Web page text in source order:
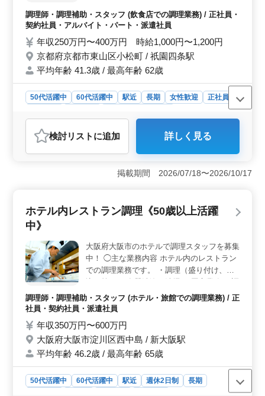
理補助 ・盛り付け ・仕込み ・食器洗浄 ・
厨房業務 など ＊社会保険完備 ＊通勤手当支
京都駅からもバス1本） 培ってきた調理経験
が活きた和食などの美味しい料理で、京都に
いらっしゃったお客様を存分におもてなしし
てみませんか？ ブランクのある方もご応募
可能。 まずはお気軽にお問い合わせくださ
い。
調理師・調理補助・スタッフ (飲食店での調理業務) / 正社員・
契約社員・アルバイト・パート・派遣社員
年収250万円〜400万円 時給1,000円〜1,200円
京都府京都市東山区小松町 / 祇園四条駅
平均年齢 41.3歳 / 最高年齢 62歳
50代活躍中 60代活躍中 駅近 長期 女性歓迎
正社員
おすすめポイント
＜立地の利便性＞ この職場は、京都市東山区に位置し
ており、祇園四条駅や京都河原町駅からも近く、アクセ
スが非常に便利です。通勤のしやすさが魅力的で、京都
といった複数の雇用形態を用意しています。自分のライ
フスタイルに合わせて働き方を選ぶこともできま
を対象にしており、和食などの調理スキルを活かしてホ
テルのレストランでお客様をおもてなしできます。ブラ
ンクのある方も応募可能で、経験を再び活かしたい方に
最適です。
検討リスト に追加 詳しく見る
掲載期間 2026/07/18〜2026/10/17
ホテル内レストラン調理《50歳以上活躍
中》
大阪府大阪市のホテルで調理スタッフを募集
中！ ◯主な業務内容 ホテル内のレストラン
での調理業務です。 ・調理（盛り付け、仕
理補助 ＊駅チカ ＊50歳以上活躍中 ＊賞与あ
り 調理師資格お持ちの方、調理師経験20年
験を活かして、厨房で活躍してみませんか？
調理師・調理補助・スタッフ (ホテル・旅館での調理業務) / 正
社員・契約社員・派遣社員
年収350万円〜600万円
大阪府大阪市淀川区西中島 / 新大阪駅
平均年齢 46.2歳 / 最高年齢 65歳
50代活躍中 60代活躍中 駅近 週休2日制
長期